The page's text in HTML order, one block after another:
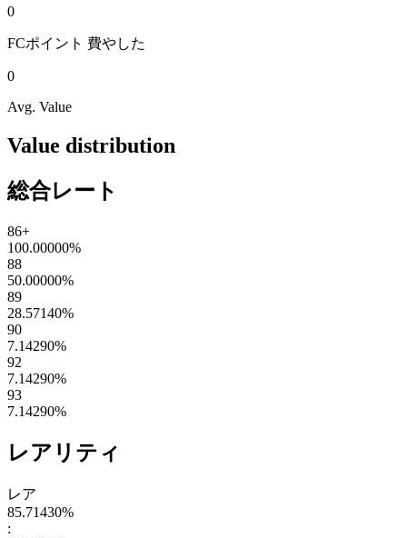
0
FCポイント 費やした
0
Avg. Value
Value distribution
総合レート
86+
100.00000%
88
50.00000%
89
28.57140%
90
7.14290%
92
7.14290%
93
7.14290%
レアリティ
レア
85.71430%
: